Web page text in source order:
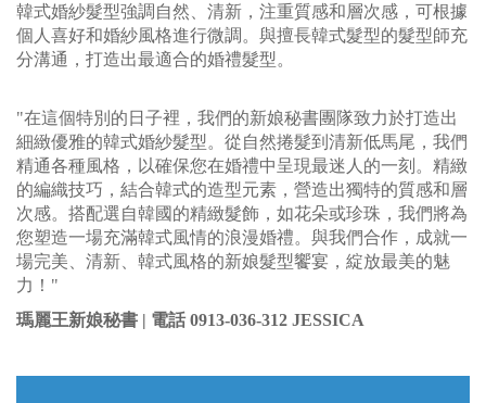
韓式婚紗髮型強調自然、清新，注重質感和層次感，可根據
個人喜好和婚紗風格進行微調。與擅長韓式髮型的髮型師充
分溝通，打造出最適合的婚禮髮型。
"在這個特別的日子裡，我們的新娘秘書團隊致力於打造出
細緻優雅的韓式婚紗髮型。從自然捲髮到清新低馬尾，我們
精通各種風格，以確保您在婚禮中呈現最迷人的一刻。精緻
的編織技巧，結合韓式的造型元素，營造出獨特的質感和層
次感。搭配選自韓國的精緻髮飾，如花朵或珍珠，我們將為
您塑造一場充滿韓式風情的浪漫婚禮。與我們合作，成就一
場完美、清新、韓式風格的新娘髮型饗宴，綻放最美的魅
力！"
瑪麗王新娘秘書 | 電話 0913-036-312 JESSICA